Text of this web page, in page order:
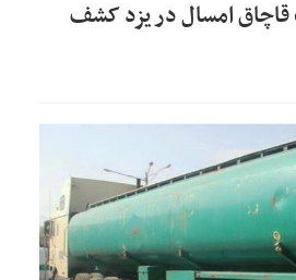
قاچاق امسال در یزد کشف